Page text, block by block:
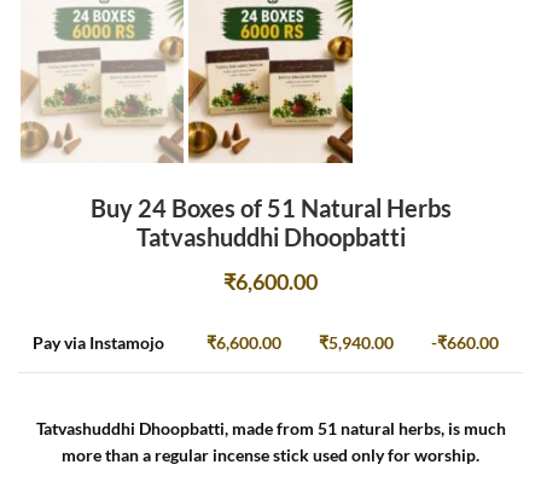
Buy 24 Boxes of 51 Natural Herbs
Tatvashuddhi Dhoopbatti
₹6,600.00
Pay via Instamojo ₹6,600.00 ₹5,940.00 -₹660.00
Tatvashuddhi Dhoopbatti, made from 51 natural herbs, is much
more than a regular incense stick used only for worship.